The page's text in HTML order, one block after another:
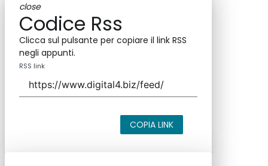
close
Codice Rss
Clicca sul pulsante per copiare il link RSS
negli appunti.
RSS link
COPIA LINK